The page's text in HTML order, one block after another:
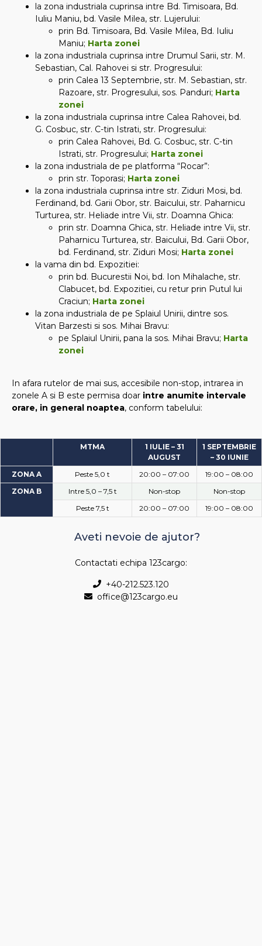
la zona industriala cuprinsa intre Bd. Timisoara, Bd.
Iuliu Maniu, bd. Vasile Milea, str. Lujerului:
prin Bd. Timisoara, Bd. Vasile Milea, Bd. Iuliu
Maniu; Harta zonei
la zona industriala cuprinsa intre Drumul Sarii, str. M.
Sebastian, Cal. Rahovei si str. Progresului:
prin Calea 13 Septembrie, str. M. Sebastian, str.
Razoare, str. Progresului, sos. Panduri; Harta
zonei
la zona industriala cuprinsa intre Calea Rahovei, bd.
G. Cosbuc, str. C-tin Istrati, str. Progresului:
prin Calea Rahovei, Bd. G. Cosbuc, str. C-tin
Istrati, str. Progresului; Harta zonei
la zona industriala de pe platforma “Rocar”:
prin str. Toporasi; Harta zonei
la zona industriala cuprinsa intre str. Ziduri Mosi, bd.
Ferdinand, bd. Garii Obor, str. Baicului, str. Paharnicu
Turturea, str. Heliade intre Vii, str. Doamna Ghica:
prin str. Doamna Ghica, str. Heliade intre Vii, str.
Paharnicu Turturea, str. Baicului, Bd. Garii Obor,
bd. Ferdinand, str. Ziduri Mosi; Harta zonei
la vama din bd. Expozitiei:
prin bd. Bucurestii Noi, bd. Ion Mihalache, str.
Clabucet, bd. Expozitiei, cu retur prin Putul lui
Craciun; Harta zonei
la zona industriala de pe Splaiul Unirii, dintre sos.
Vitan Barzesti si sos. Mihai Bravu:
pe Splaiul Unirii, pana la sos. Mihai Bravu; Harta
zonei
In afara rutelor de mai sus, accesibile non-stop, intrarea in
zonele A si B este permisa doar intre anumite intervale
orare, in general noaptea, conform tabelului:
MTMA
1 IULIE – 31
AUGUST
1 SEPTEMBRIE
– 30 IUNIE
ZONA A
Peste 5,0 t 20:00 – 07:00
19:00 – 08:00
ZONA B
Intre 5,0 – 7,5 t Non-stop
Non-stop
Peste 7,5 t
20:00 – 07:00 19:00 – 08:00
Aveti nevoie de ajutor?
Contactati echipa 123cargo:
+40-212.523.120
office@123cargo.eu